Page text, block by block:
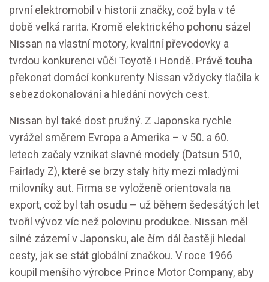
první elektromobil v historii značky, což byla v té
době velká rarita. Kromě elektrického pohonu sázel
Nissan na vlastní motory, kvalitní převodovky a
tvrdou konkurenci vůči Toyotě i Hondě. Právě touha
překonat domácí konkurenty Nissan vždycky tlačila k
sebezdokonalování a hledání nových cest.
Nissan byl také dost pružný. Z Japonska rychle
vyrážel směrem Evropa a Amerika – v 50. a 60.
letech začaly vznikat slavné modely (Datsun 510,
Fairlady Z), které se brzy staly hity mezi mladými
milovníky aut. Firma se vyloženě orientovala na
export, což byl tah osudu – už během šedesátých let
tvořil vývoz víc než polovinu produkce. Nissan měl
silné zázemí v Japonsku, ale čím dál častěji hledal
cesty, jak se stát globální značkou. V roce 1966
koupil menšího výrobce Prince Motor Company, aby